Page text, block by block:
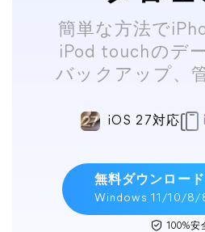
簡単な方法で
iPod touchのデ
バックアップ、
iOS 27対応
無料ダウンロード
Windows 11/10/8/
100%安